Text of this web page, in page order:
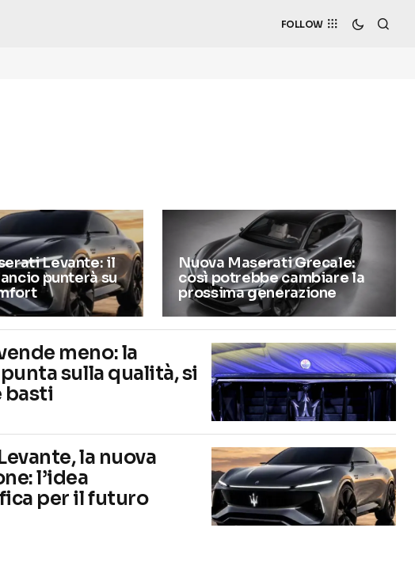
FOLLOW
Levante: il
punterà su
Nuova Maserati Grecale:
così potrebbe cambiare la
prossima generazione
meno: la
sulla qualità, si
basti
la nuova
l’idea
per il futuro